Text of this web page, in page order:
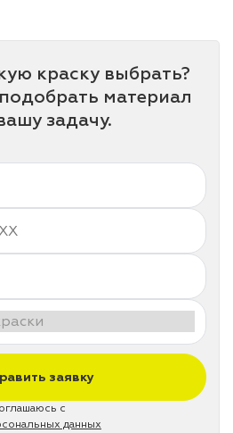
краску выбрать?
материал
задачу.
заявку
с
данных